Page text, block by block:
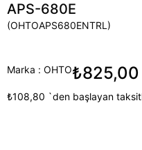
APS-680E
(OHTOAPS680ENTRL)
Marka : OHTO₺825,00
₺108,80 `den başlayan